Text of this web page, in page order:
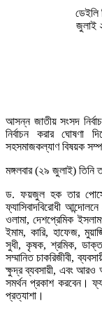
ডেইলি
জুলাই
আসন্ন জাতীয় সংসদ
নির্বাচন করার ঘোষণা
সহসমাজকল্যাণ বিষয়ক
মঙ্গলবার (২৯ জুলাই) তিনি
ড. ফয়জুল হক তার
ফ্যাসিবাদবিরোধী
ওলামা, দেশপ্রেমিক
ইমাম, কারি, হাফেজ,
সুধী, কৃষক, শ্রমিক,
সম্মানিত চাকরিজীবী,
ক্ষুদ্র ব্যবসায়ী, এবং আরও
সমর্থন প্রকাশ করবেন।
প্রত্যাশা।